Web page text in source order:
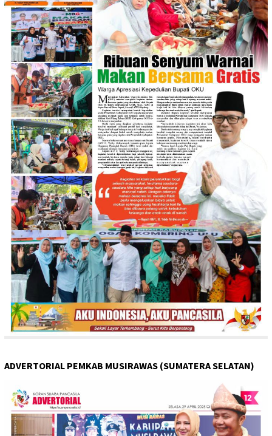
ADVERTORIAL PEMKAB MUSIRAWAS (SUMATERA SELATAN)